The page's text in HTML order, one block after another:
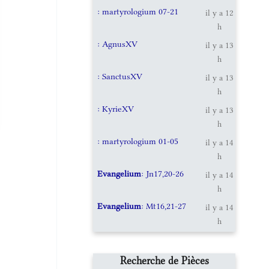
: martyrologium 07-21
il y a 12
h
: AgnusXV
il y a 13
h
: SanctusXV
il y a 13
h
: KyrieXV
il y a 13
h
: martyrologium 01-05
il y a 14
h
Evangelium: Jn17,20-26
il y a 14
h
Evangelium: Mt16,21-27
il y a 14
h
Recherche de Pièces